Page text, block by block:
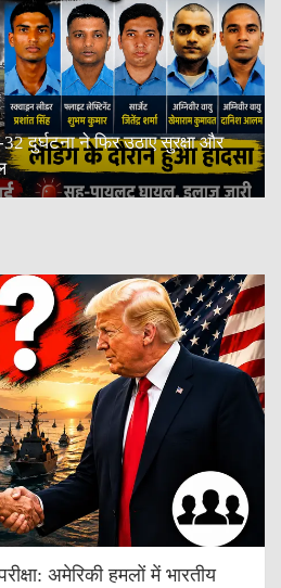
दुर्घटना ने फिर उठाए सुरक्षा और
अमेरिकी हमलों में भारतीय